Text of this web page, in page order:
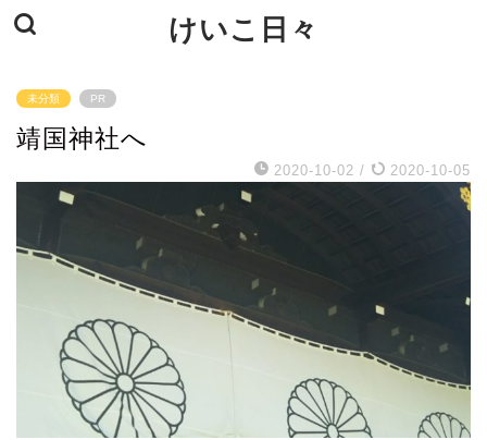
けいこ日々
未分類 PR
靖国神社へ
2020-10-02 / 2020-10-05